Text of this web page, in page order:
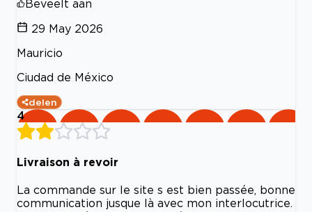
Beveelt aan
29 May 2026
Mauricio
Ciudad de México
delen
4
Livraison à revoir
La commande sur le site s est bien passée, bonne
communication jusque là avec mon interlocutrice.